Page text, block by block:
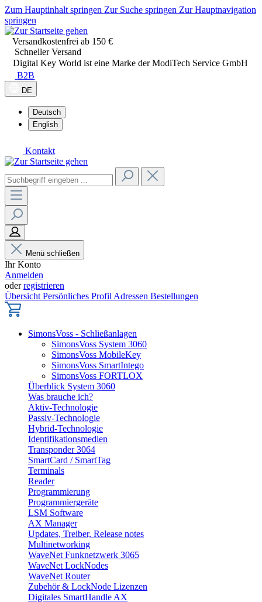
Zum Hauptinhalt springen Zur Suche springen Zur Hauptnavigation
springen
Versandkostenfrei ab 150 €
Schneller Versand
Digital Key World ist eine Marke der ModiTech Service GmbH
B2B
DE
Deutsch
English
Kontakt
Menü schließen
Ihr Konto
Anmelden
oderregistrieren
Übersicht Persönliches Profil Adressen Bestellungen
SimonsVoss - Schließanlagen
SimonsVoss System 3060
SimonsVoss MobileKey
SimonsVoss SmartIntego
SimonsVoss FORTLOX
Überblick System 3060
Was brauche ich?
Aktiv-Technologie
Passiv-Technologie
Hybrid-Technologie
Identifikationsmedien
Transponder 3064
SmartCard / SmartTag
Terminals
Reader
Programmierung
Programmiergeräte
LSM Software
AX Manager
Updates, Treiber, Release notes
Multinetworking
WaveNet Funknetzwerk 3065
WaveNet LockNodes
WaveNet Router
Zubehör & LockNode Lizenzen
Digitales SmartHandle AX